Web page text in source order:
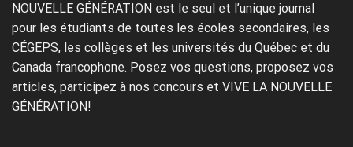
NOUVELLE GÉNÉRATION est le seul et l’unique journal
pour les étudiants de toutes les écoles secondaires, les
CÉGEPS, les collèges et les universités du Québec et du
Canada francophone. Posez vos questions, proposez vos
articles, participez à nos concours et VIVE LA NOUVELLE
GÉNÉRATION!